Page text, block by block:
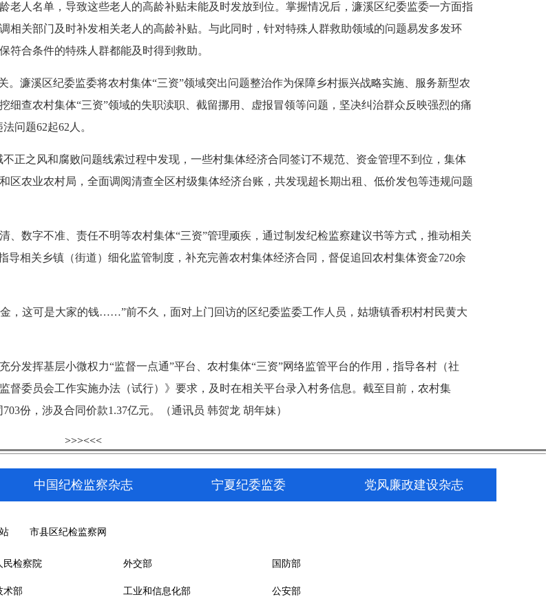
老人名单，导致这些老人的高龄补贴未能及时发放到位。掌握情况后，濂溪区纪委监委一方面指
相关部门及时补发相关老人的高龄补贴。与此同时，针对特殊人群救助领域的问题易发多发环
符合条件的特殊人群都能及时得到救助。
濂溪区纪委监委将农村集体“三资”领域突出问题整治作为保障乡村振兴战略实施、服务新型农
查农村集体“三资”领域的失职渎职、截留挪用、虚报冒领等问题，坚决纠治群众反映强烈的痛
问题62起62人。
之风和腐败问题线索过程中发现，一些村集体经济合同签订不规范、资金管理不到位，集体
区农业农村局，全面调阅清查全区村级集体经济台账，共发现超长期出租、低价发包等违规问题
数字不准、责任不明等农村集体“三资”管理顽疾，通过制发纪检监察建议书等方式，推动相关
相关乡镇（街道）细化监管制度，补充完善农村集体经济合同，督促追回农村集体资金720余
这可是大家的钱……”前不久，面对上门回访的区纪委监委工作人员，姑塘镇香积村村民黄大
挥基层小微权力“监督一点通”平台、农村集体“三资”网络监管平台的作用，指导各村（社
督委员会工作实施办法（试行）》要求，及时在相关平台录入村务信息。截至目前，农村集
份，涉及合同价款1.37亿元。（通讯员 韩贺龙 胡年妹）
>>><<<
中国纪检监察杂志 宁夏纪委监委 党风廉政建设杂志
市县区纪检监察网
民检察院 外交部 国防部
术部 工业和信息化部 公安部